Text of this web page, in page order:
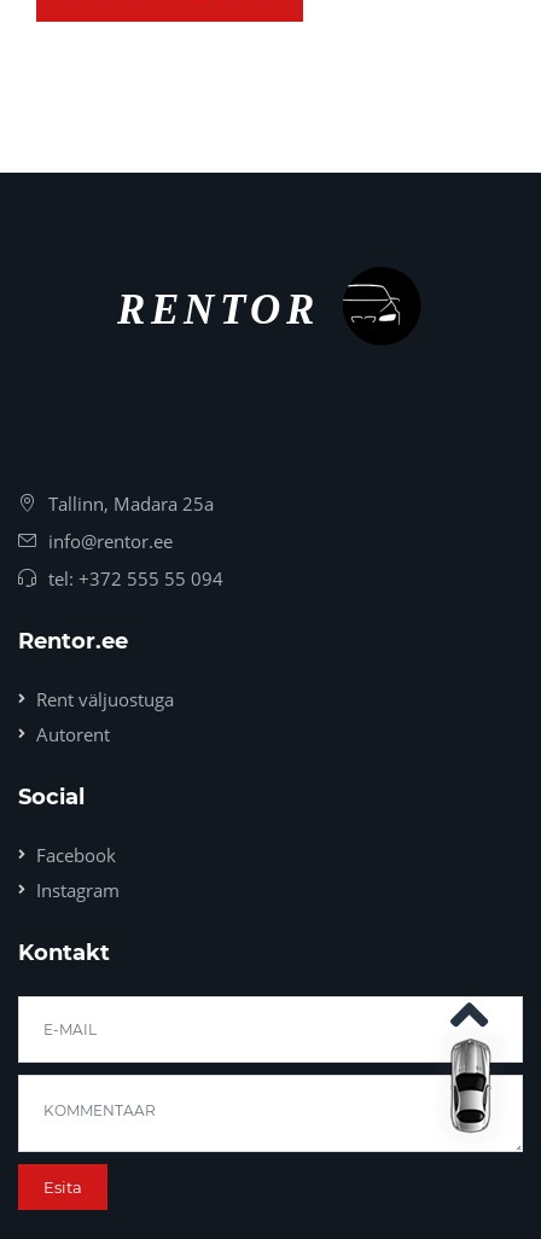
Tallinn, Madara 25a
info@rentor.ee
tel: +372 555 55 094
Rentor.ee
Rent väljuostuga
Autorent
Social
Facebook
Instagram
Kontakt
Esita